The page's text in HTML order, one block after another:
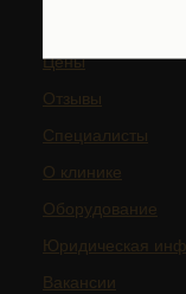
Цены
Отзывы
Специалисты
О клинике
Оборудование
Юридическая
Вакансии